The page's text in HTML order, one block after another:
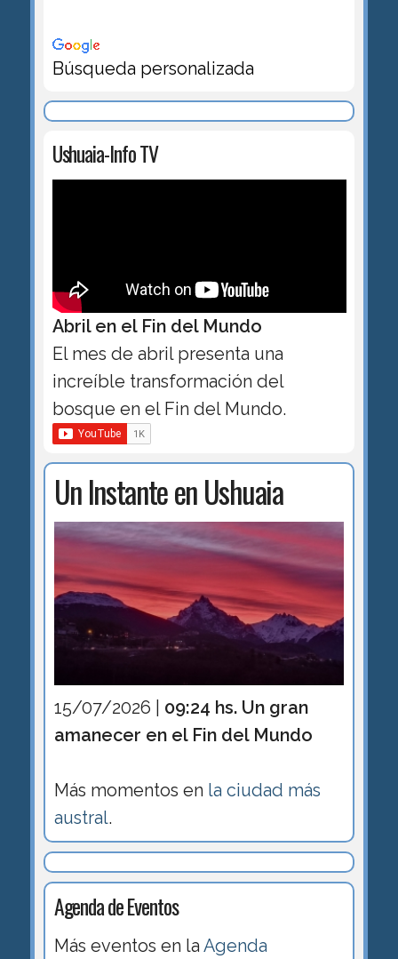
Búsqueda personalizada
Ushuaia-Info TV
Abril en el Fin del Mundo
El mes de abril presenta una
increíble transformación del
bosque en el Fin del Mundo.
Un Instante en Ushuaia
15/07/2026 | 09:24 hs. Un gran
amanecer en el Fin del Mundo
Más momentos en la ciudad más
austral.
Agenda de Eventos
Más eventos en la Agenda